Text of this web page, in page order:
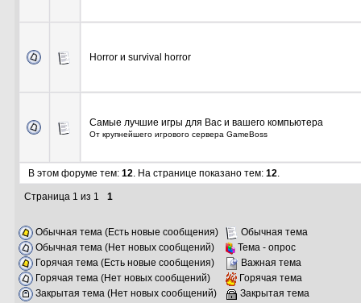
Horror и survival horror
Самые лучшие игры для Вас и вашего компьютера
От крупнейшего игрового сервера GameBoss
В этом форуме тем: 12. На странице показано тем: 12.
Страница 1 из 1 1
Обычная тема (Есть новые сообщения)
Обычная тема
Обычная тема (Нет новых сообщений)
Тема - опрос
Горячая тема (Есть новые сообщения)
Важная тема
Горячая тема (Нет новых сообщений)
Горячая тема
Закрытая тема (Нет новых сообщений)
Закрытая тема